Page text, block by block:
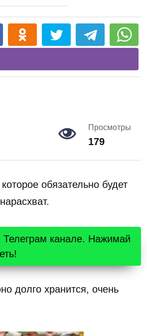
Просмотры
179
обязательно будет
канале. Нажимай
долго хранится, очень